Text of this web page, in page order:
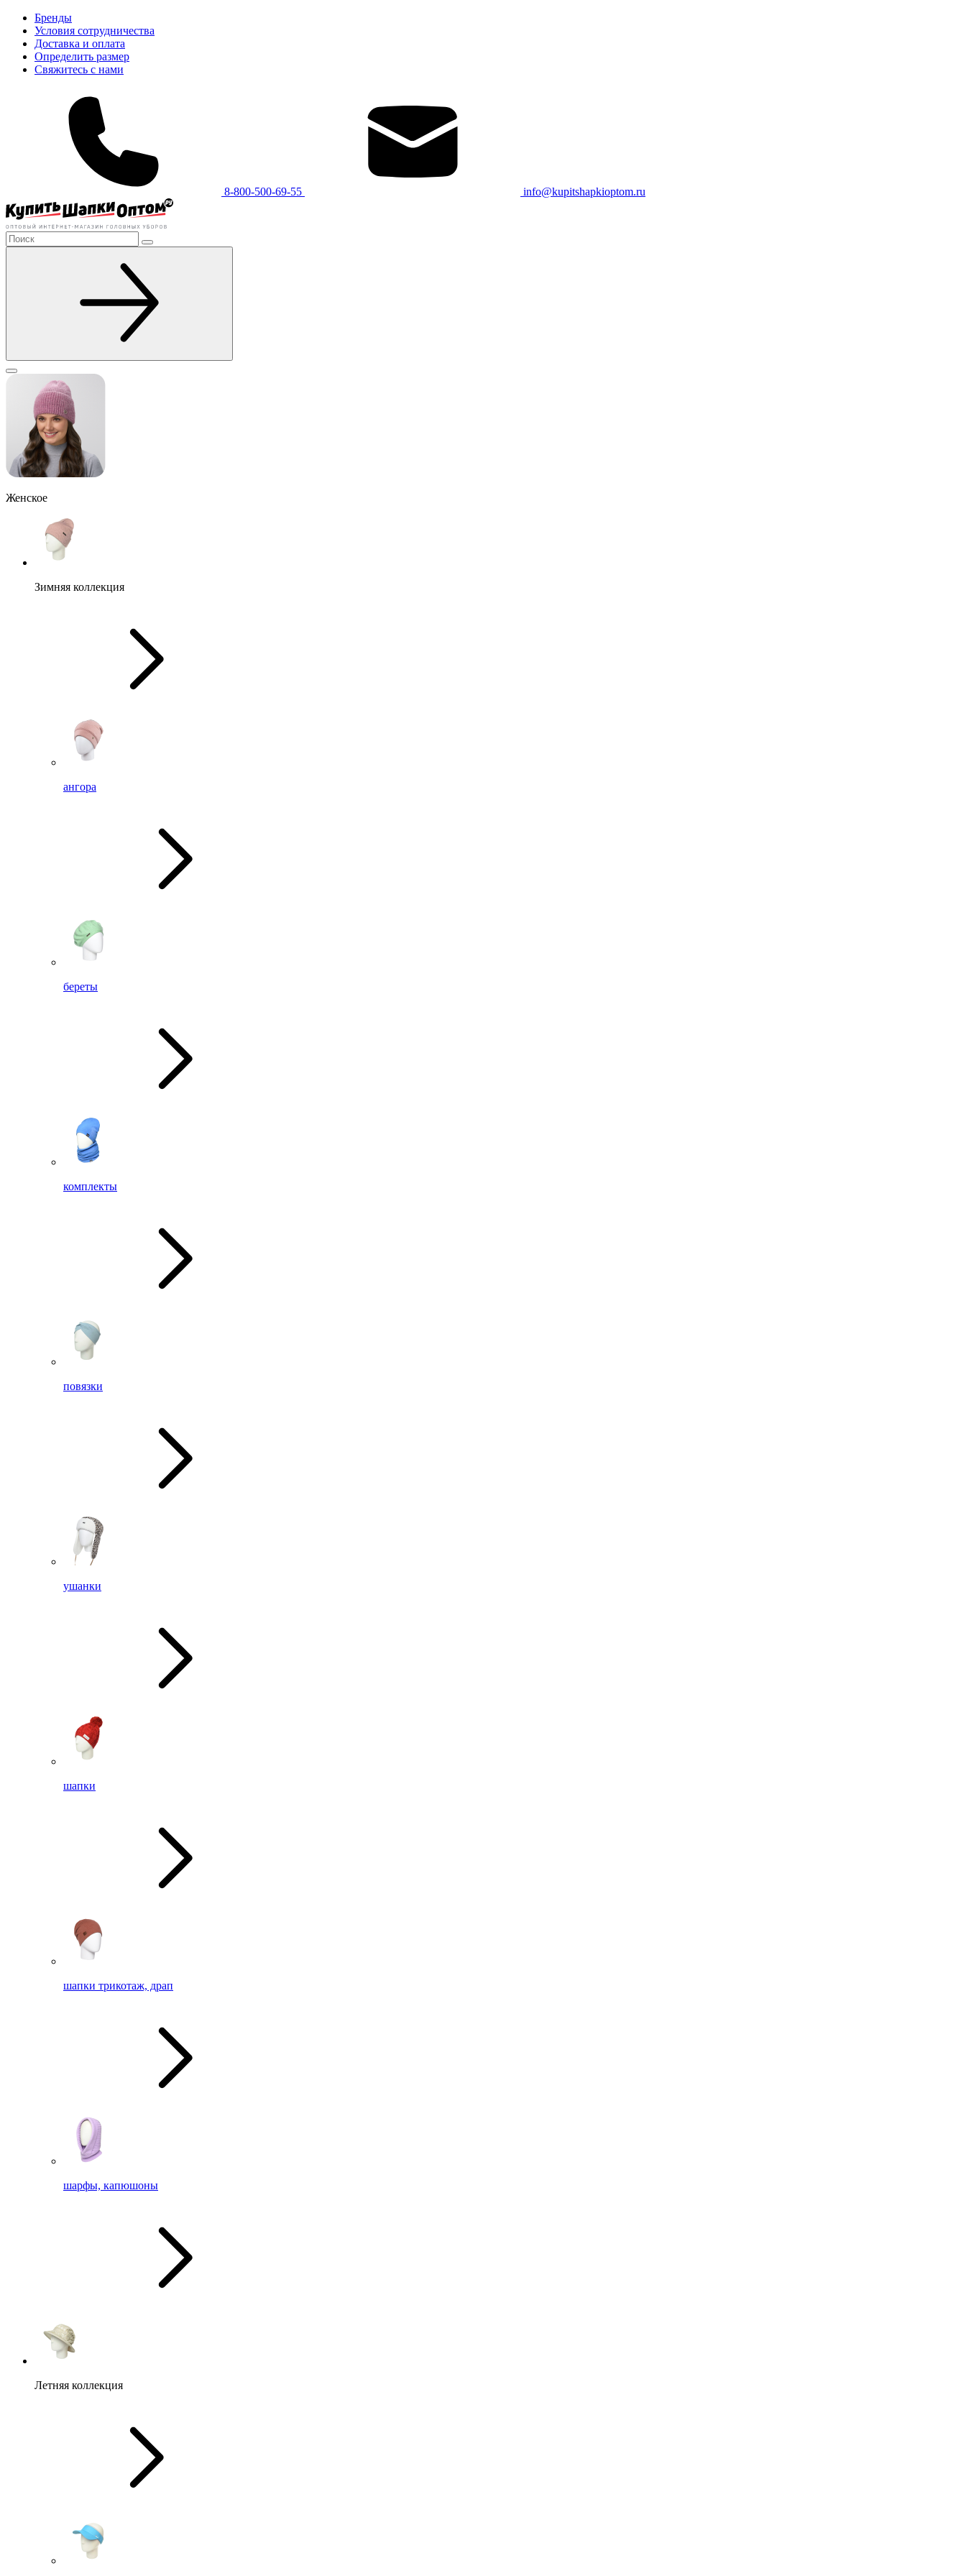
Бренды
Условия сотрудничества
Доставка и оплата
Определить размер
Свяжитесь с нами
8-800-500-69-55 info@kupitshapkioptom.ru
Женское
Зимняя коллекция
ангора
береты
комплекты
повязки
ушанки
шапки
шапки трикотаж, драп
шарфы, капюшоны
Летняя коллекция